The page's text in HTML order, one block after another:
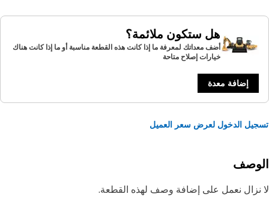
هل ستكون ملائمة؟
أضف معداتك لمعرفة ما إذا كانت هذه القطعة مناسبة أو ما إذا كانت هناك
خيارات إصلاح متاحة
إضافة معدة
الدخول لعرض سعر العميل
نزال نعمل على إضافة وصف لهذه القطعة.